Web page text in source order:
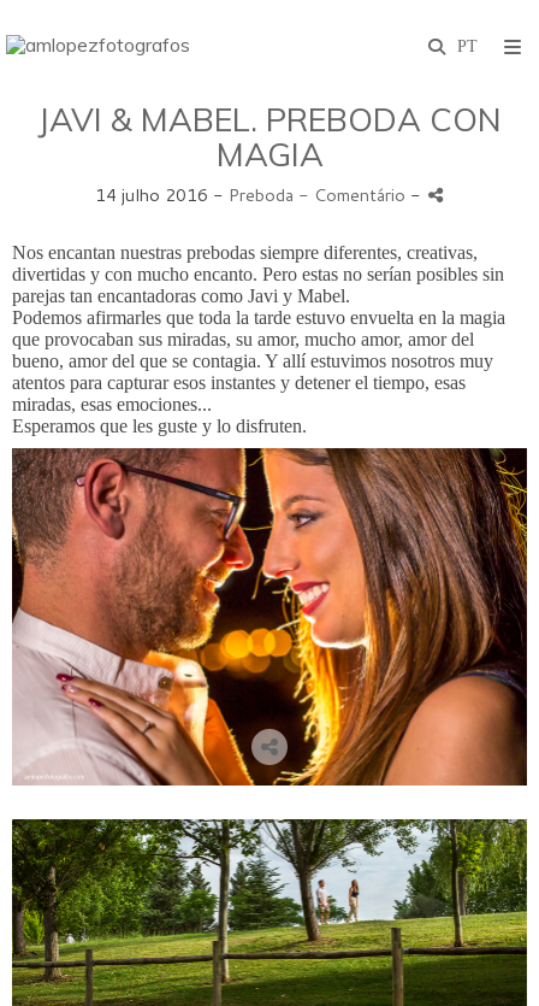
JAVI & MABEL. PREBODA CON
MAGIA
14 julho 2016 - Preboda - Comentário -
Nos encantan nuestras prebodas siempre diferentes, creativas,
divertidas y con mucho encanto. Pero estas no serían posibles sin
parejas tan encantadoras como Javi y Mabel.
Podemos afirmarles que toda la tarde estuvo envuelta en la magia
que provocaban sus miradas, su amor, mucho amor, amor del
bueno, amor del que se contagia. Y allí estuvimos nosotros muy
atentos para capturar esos instantes y detener el tiempo, esas
miradas, esas emociones...
Esperamos que les guste y lo disfruten.